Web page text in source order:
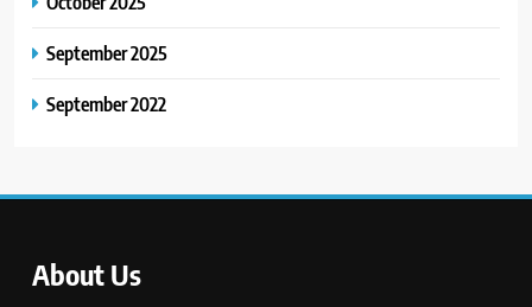
September 2025
September 2022
About Us